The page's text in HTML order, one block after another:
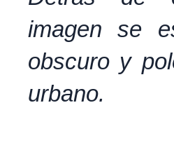
imagen se
obscuro y
urbano.